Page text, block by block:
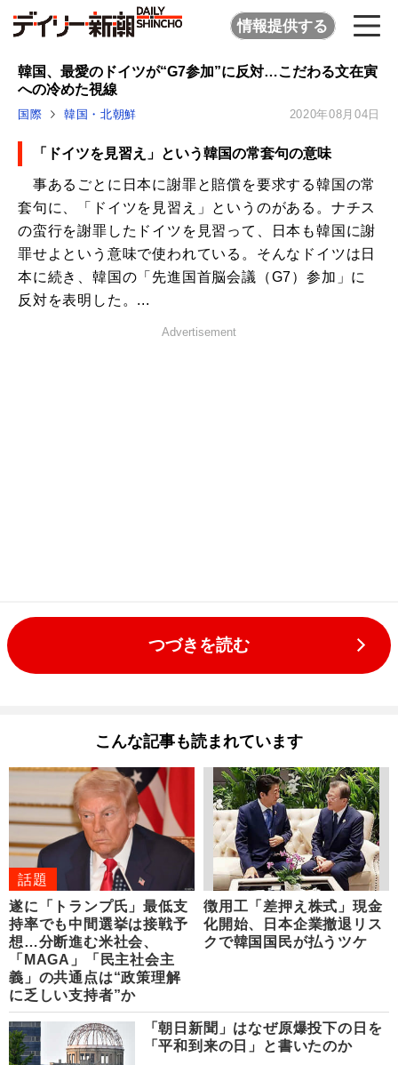
情報提供する
韓国、最愛のドイツが“G7参加”に反対…こだわる文在寅
への冷めた視線
国際 韓国・北朝鮮 2020年08月04日
「ドイツを見習え」という韓国の常套句の意味
事あるごとに日本に謝罪と賠償を要求する韓国の常
套句に、「ドイツを見習え」というのがある。ナチス
の蛮行を謝罪したドイツを見習って、日本も韓国に謝
罪せよという意味で使われている。そんなドイツは日
本に続き、韓国の「先進国首脳会議（G7）参加」に
反対を表明した。...
Advertisement
つづきを読む
こんな記事も読まれています
話題
遂に「トランプ氏」最低支
持率でも中間選挙は接戦予
想…分断進む米社会、
「MAGA」「民主社会主
義」の共通点は“政策理解
に乏しい支持者”か
徴用工「差押え株式」現金
化開始、日本企業撤退リス
クで韓国国民が払うツケ
「朝日新聞」はなぜ原爆投下の日を
「平和到来の日」と書いたのか